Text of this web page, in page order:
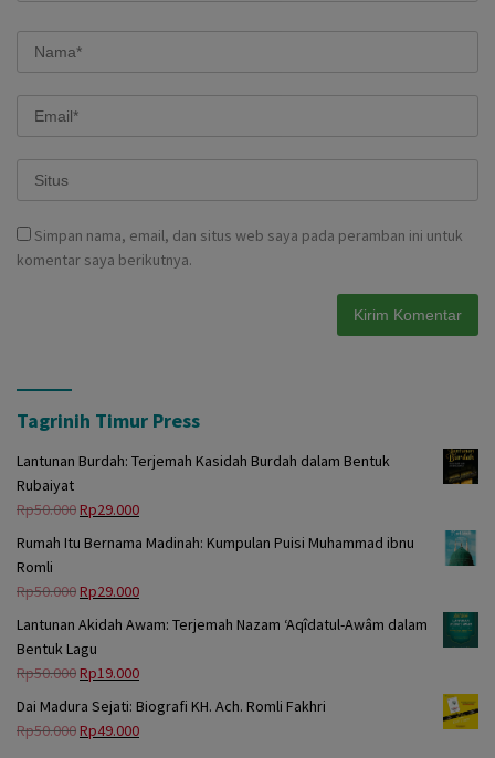
Simpan nama, email, dan situs web saya pada peramban ini untuk
komentar saya berikutnya.
Tagrinih Timur Press
Lantunan Burdah: Terjemah Kasidah Burdah dalam Bentuk
Rubaiyat
Rp50.000Harga
Rp29.000Harga
Rp29.000.
Rumah Itu Bernama Madinah: Kumpulan Puisi Muhammad ibnu
Romli
Rp50.000Harga
aslinya
Rp50.000.
Rp29.000Harga
Rp29.000.
Lantunan Akidah Awam: Terjemah Nazam ‘Aqîdatul-Awâm dalam
Bentuk Lagu
Rp50.000Harga
aslinya
adalah:
Rp50.000.
Rp19.000Harga
saat
adalah:
Dai Madura Sejati: Biografi KH. Ach. Romli Fakhri
Rp50.000Harga
Rp49.000Harga